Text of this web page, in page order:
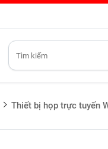
Thiết bị họp trực tuyến